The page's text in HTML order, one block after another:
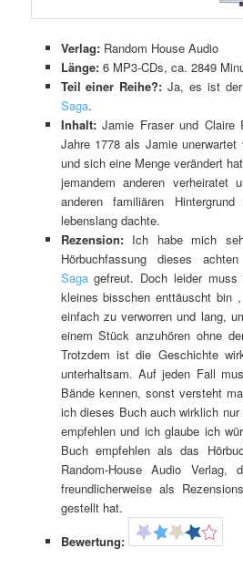
Verlag:Random House Audio
Länge:6 MP3-CDs, ca. 2849
Teil einer Reihe?:Ja, es ist
Saga.
Inhalt:Jamie Fraser und Claire
Jahre 1778 als Jamie
und sich eine Menge verändert
jemandem anderen verheiratet
anderen familiären
lebenslang dachte.
Rezension: Ich habe mich
Hörbuchfassung dieses
Sagagefreut. Doch leider
kleines bisschen enttäuscht bin
einfach zu verworren und lang,
einem Stück anzuhören ohne
Trotzdem ist die Geschichte
unterhaltsam. Auf jeden Fall
Bände kennen, sonst versteht
ich dieses Buch auch wirklich nur
empfehlen und ich glaube ich
Buch empfehlen als das
Random-House Audio Verlag,
freundlicherweise als
gestellt hat.
Bewertung: